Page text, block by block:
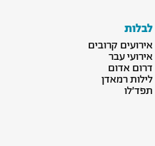
לבלות
אירועים קרובים
אירועי עבר
דרום אדום
לילות רמאדן
תפד׳לו